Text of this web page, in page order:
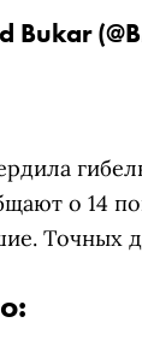
Bukar
о 14
Точных